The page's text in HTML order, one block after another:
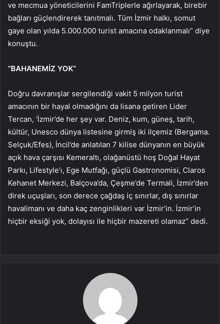
ve mecmua yöneticilerini FamTriplerle ağırlayarak, birebir
bağları güçlendirerek tanıtmalı. Tüm İzmir halkı, somut
gaye olan yılda 5.000.000 turist amacına odaklanmalı” diye
konuştu.
“BAHANEMİZ YOK”
Doğru davranışlar sergilendiği vakit 5 milyon turist
amacının bir hayal olmadığını da lisana getiren Lider
Tercan, ‘İzmir’de her şey var. Deniz, kum, güneş, tarih,
kültür, Unesco dünya listesine girmiş iki ilçemiz (Bergama.
Selçuk/Efes), İncil’de anlatılan 7 kilise dünyanın en büyük
açık hava çarşısı Kemeraltı, olağanüstü hoş Doğal Hayat
Parkı, Lifestyle’ı, Ege Mutfağı, güçlü Gastronomisi, Claros
Kehanet Merkezi, Balçova’da, Çeşme’de Termali, İzmir’den
direk uçuşları, son derece çağdaş iç sınırlar, dış sınırlar
havalimanı ve daha kaç zenginlikleri var İzmir’in. İzmir’in
hiçbir eksiği yok, dolayısı ile hiçbir mazereti olamaz” dedi.